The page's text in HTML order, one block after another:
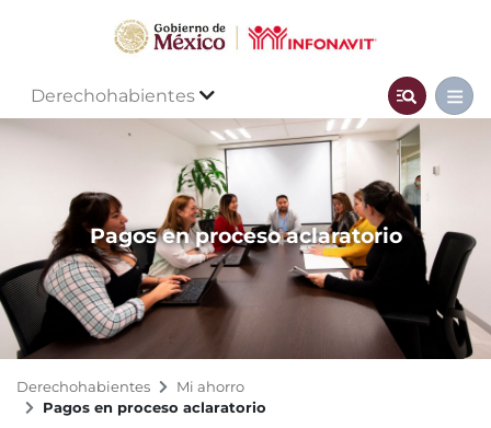
Derechohabientes
Pagos en proceso aclaratorio
Derechohabientes
Mi ahorro
Pagos en proceso aclaratorio